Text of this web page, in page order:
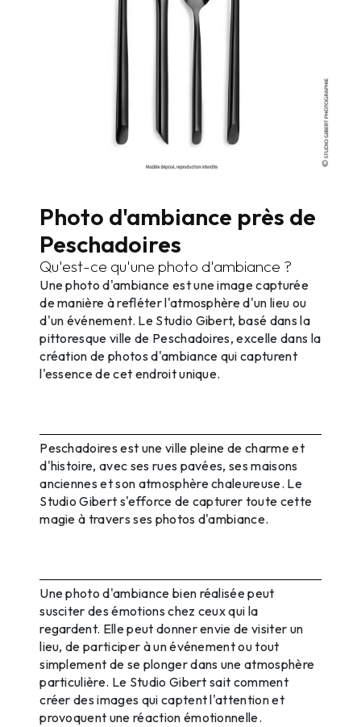
Photo d'ambiance près de
Peschadoires
Qu'est-ce qu'une photo d'ambiance ?
Une photo d'ambiance est une image capturée
de manière à refléter l'atmosphère d'un lieu ou
d'un événement. Le Studio Gibert, basé dans la
pittoresque ville de Peschadoires, excelle dans la
création de photos d'ambiance qui capturent
l'essence de cet endroit unique.
Peschadoires est une ville pleine de charme et
d'histoire, avec ses rues pavées, ses maisons
anciennes et son atmosphère chaleureuse. Le
Studio Gibert s'efforce de capturer toute cette
magie à travers ses photos d'ambiance.
Une photo d'ambiance bien réalisée peut
susciter des émotions chez ceux qui la
regardent. Elle peut donner envie de visiter un
lieu, de participer à un événement ou tout
simplement de se plonger dans une atmosphère
particulière. Le Studio Gibert sait comment
créer des images qui captent l'attention et
provoquent une réaction émotionnelle.